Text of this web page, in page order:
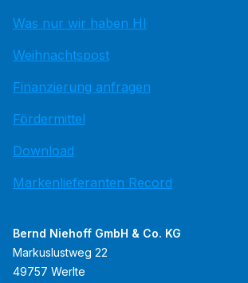
Was nur wir haben HI
Weihnachtspost
Finanzierung anfragen
Fördermittel
Download
Markenlieferanten Record
Bernd Niehoff GmbH & Co. KG
Markuslustweg 22
49757 Werlte